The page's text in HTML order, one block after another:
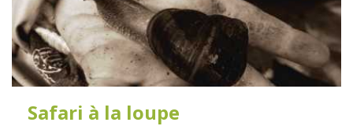
Safari à la loupe